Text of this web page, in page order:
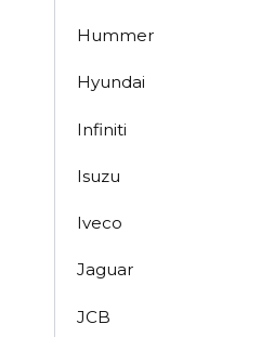
Hummer
Hyundai
Infiniti
Isuzu
Iveco
Jaguar
JCB